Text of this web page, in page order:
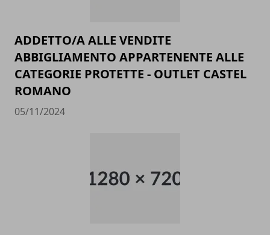
ADDETTO/A ALLE VENDITE
ABBIGLIAMENTO APPARTENENTE ALLE
CATEGORIE PROTETTE - OUTLET CASTEL
ROMANO
05/11/2024